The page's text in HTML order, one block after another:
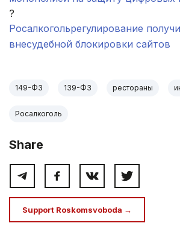
?
Росалкогольрегулирование
внесудебной блокировки сайтов
149-ФЗ 139-ФЗ рестораны
Росалкоголь
Share
Support Roskomsvoboda →